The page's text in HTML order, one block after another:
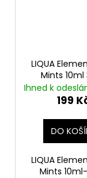
LIQUA
Mints
Ihned k
199
DO
LIQUA
Mints